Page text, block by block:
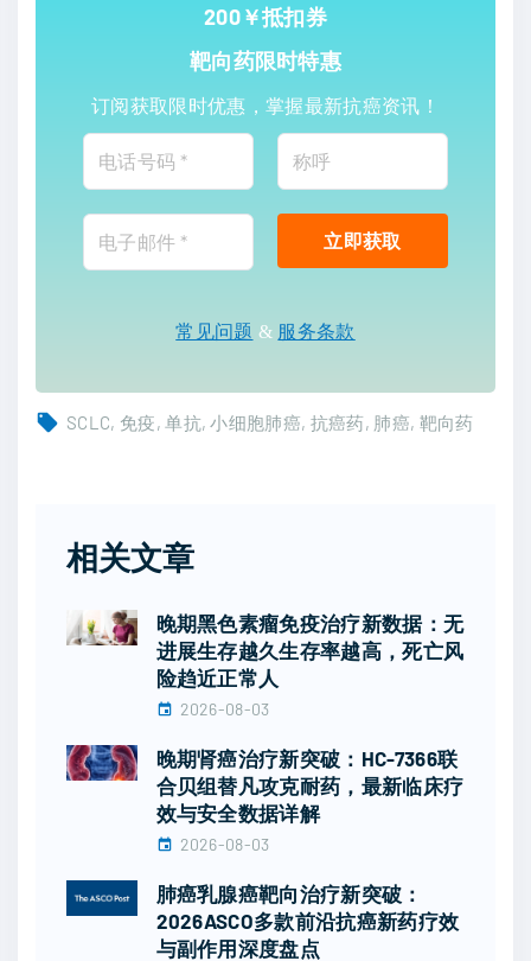
200￥抵扣券
靶向药限时特惠
订阅获取限时优惠，掌握最新抗癌资讯！
常见问题 & 服务条款
SCLC 免疫 单抗 小细胞肺癌 抗癌药 肺癌 靶向药
相关文章
晚期黑色素瘤免疫治疗新数据：无
进展生存越久生存率越高，死亡风
险趋近正常人
2026-08-03
晚期肾癌治疗新突破：HC-7366联
合贝组替凡攻克耐药，最新临床疗
效与安全数据详解
2026-08-03
肺癌乳腺癌靶向治疗新突破：
2026ASCO多款前沿抗癌新药疗效
与副作用深度盘点